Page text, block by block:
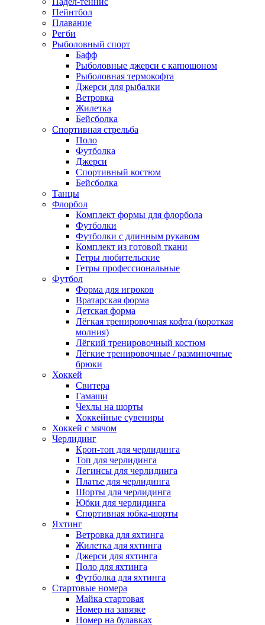
Пейнтбол
Плавание
Регби
Рыболовный спорт
Бафф
Рыболовные джерси с капюшоном
Рыболовная термокофта
Джерси для рыбалки
Ветровка
Жилетка
Бейсболка
Спортивная стрельба
Поло
Футболка
Джерси
Спортивный костюм
Бейсболка
Танцы
Флорбол
Комплект формы для флорбола
Футболки
Футболки с длинным рукавом
Комплект из готовой ткани
Гетры любительские
Гетры профессиональные
Футбол
Форма для игроков
Вратарская форма
Детская форма
Лёгкая тренировочная кофта (короткая
молния)
Лёгкий тренировочный костюм
Лёгкие тренировочные / разминочные
брюки
Хоккей
Свитера
Гамаши
Чехлы на шорты
Хоккейные сувениры
Хоккей с мячом
Черлидинг
Кроп-топ для черлидинга
Топ для черлидинга
Легинсы для черлидинга
Платье для черлидинга
Шорты для черлидинга
Юбки для черлидинга
Спортивная юбка-шорты
Яхтинг
Ветровка для яхтинга
Жилетка для яхтинга
Джерси для яхтинга
Поло для яхтинга
Футболка для яхтинга
Стартовые номера
Майка стартовая
Номер на завязке
Номер на булавках